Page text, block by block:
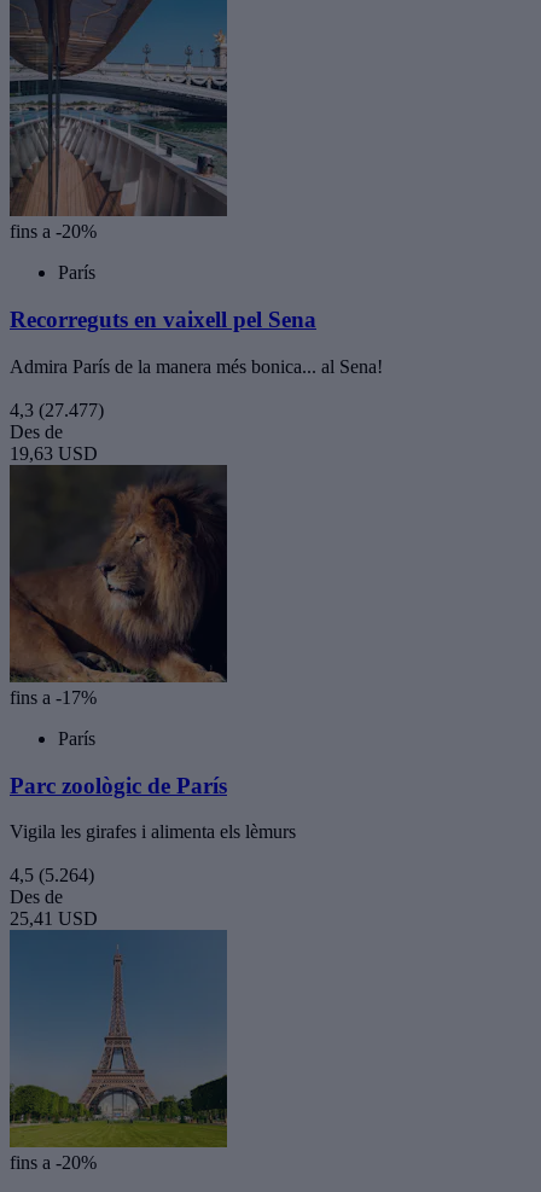
fins a -20%
París
Recorreguts en vaixell pel Sena
Admira París de la manera més bonica... al Sena!
4,3 (27.477)
Des de
19,63 USD
fins a -17%
París
Parc zoològic de París
Vigila les girafes i alimenta els lèmurs
4,5 (5.264)
Des de
25,41 USD
fins a -20%